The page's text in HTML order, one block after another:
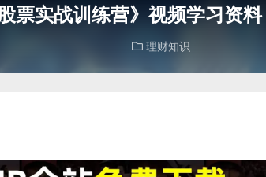
票实战训练营》视频学习资
理财知识